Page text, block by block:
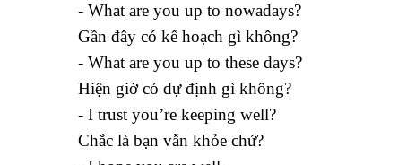
- What are you up to nowadays?
Gần đây có kế hoạch gì không?
- What are you up to these days?
Hiện giờ có dự định gì không?
- I trust you’re keeping well?
Chắc là bạn vẫn khỏe chứ?